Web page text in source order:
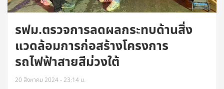
รฟม.ตรวจการลดผลกระทบด้านสิ่ง
แวดล้อมการก่อสร้างโครงการ
รถไฟฟ้าสายสีม่วงใต้
20 สิงหาคม 2024 - 23:14 น.